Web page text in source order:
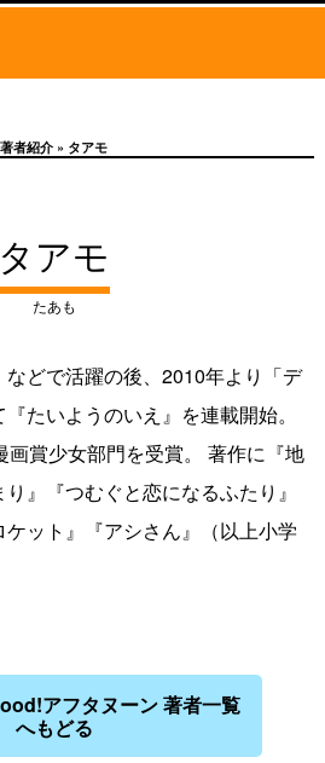
者紹介» タアモ
タアモ
たあも
などで活躍の後、2010年より「デ
たいようのいえ』を連載開始。
画賞少女部門を受賞。 著作に『地
』『つむぐと恋になるふたり』
ケット』『アシさん』（以上小学
アフタヌーン 著者一覧
へもどる